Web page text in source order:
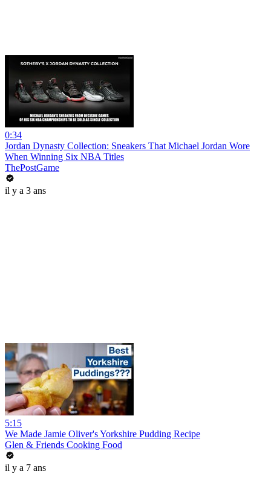
0:34
Jordan Dynasty Collection: Sneakers That Michael Jordan Wore
When Winning Six NBA Titles
ThePostGame
il y a 3 ans
5:15
We Made Jamie Oliver's Yorkshire Pudding Recipe
Glen & Friends Cooking Food
il y a 7 ans